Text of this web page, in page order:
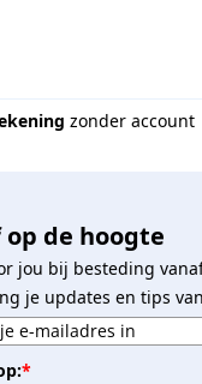
zonder account
de hoogte
jou bij besteding
je updates en tips
*